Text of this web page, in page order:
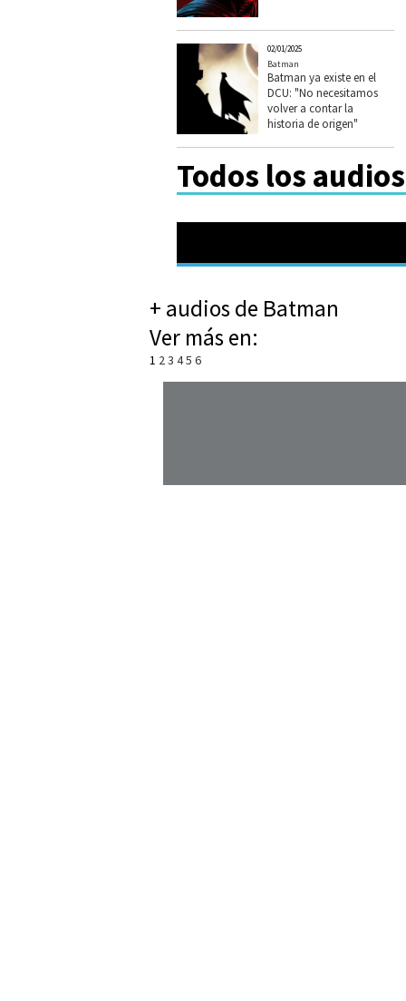
02/01/2025
Batman
Batman ya existe en el
DCU: "No necesitamos
volver a contar la
historia de origen"
Todos los
+ audios de Batman
Ver más en:
1 23 45 6